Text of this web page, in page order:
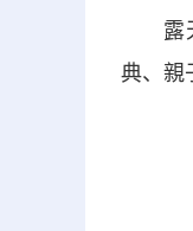
露天
典、親